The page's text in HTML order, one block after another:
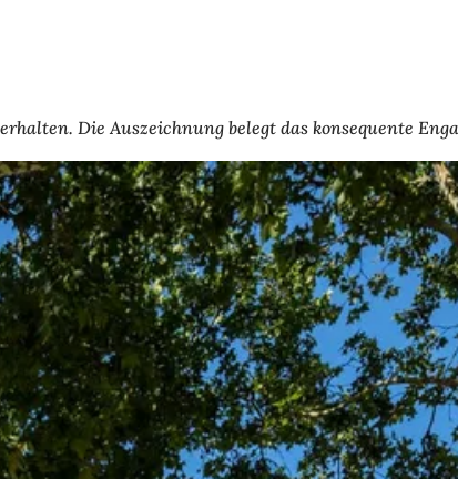
Die Auszeichnung belegt das konsequente